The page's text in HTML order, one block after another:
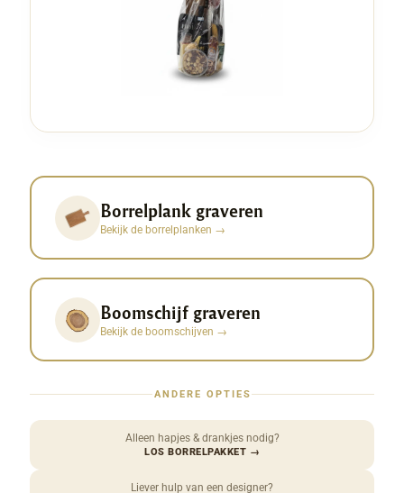
Borrelplank graveren
Bekijk de borrelplanken →
Boomschijf graveren
Bekijk de boomschijven →
ANDERE OPTIES
Alleen hapjes & drankjes nodig?
LOS BORRELPAKKET →
Liever hulp van een designer?